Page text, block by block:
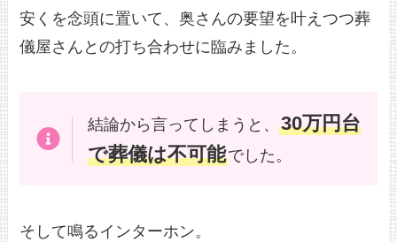
安くを念頭に置いて、奥さんの要望を叶えつつ葬
儀屋さんとの打ち合わせに臨みました。
結論から言ってしまうと、 30万円台
で葬儀は不可能でした。
そして鳴るインターホン。